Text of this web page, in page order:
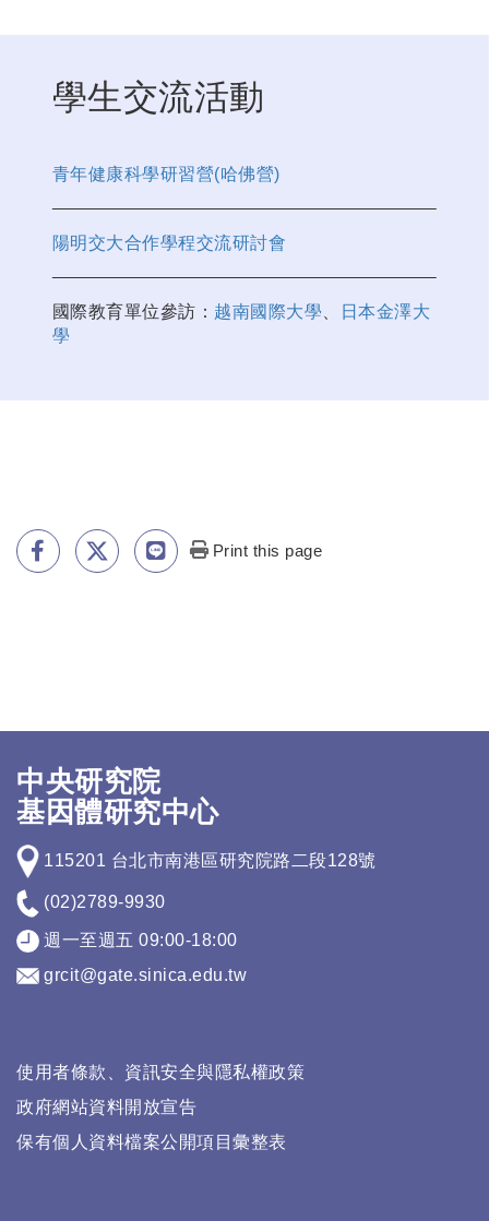
學生交流活動
青年健康科學研習營(哈佛營)
陽明交大合作學程交流研討會
國際教育單位參訪： 越南國際大學
日本金澤大
學
Print this page
中央研究院
基因體研究中心
115201 台北市南港區研究院路二段128號
(02)2789-9930
週一至週五 09:00-18:00
grcit@gate.sinica.edu.tw
使用者條款、資訊安全與隱私權政策
政府網站資料開放宣告
保有個人資料檔案公開項目彙整表